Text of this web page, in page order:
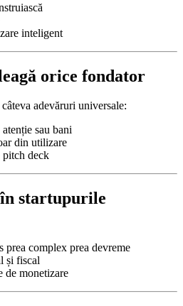
inteligent
orice fondator
adevăruri universale:
sau bani
din utilizare
pitch deck
startupurile
prea complex prea devreme
și fiscal
de monetizare